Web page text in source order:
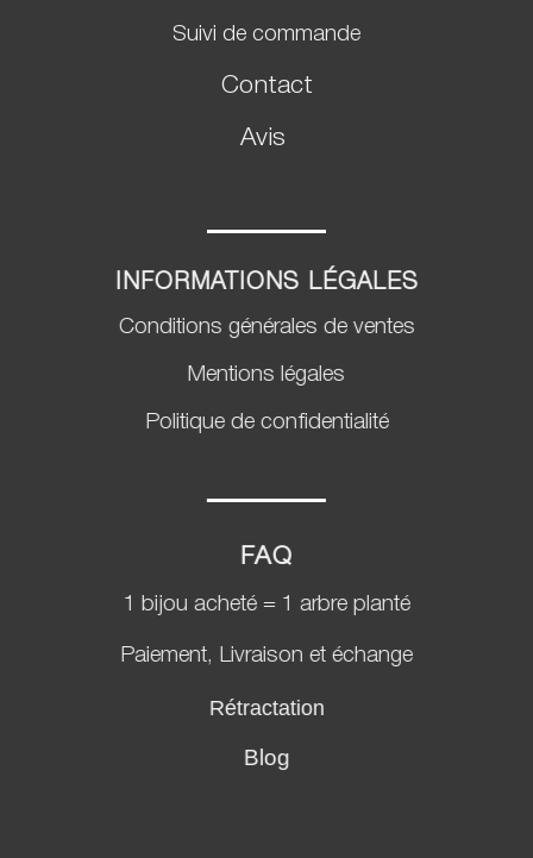
Suivi de commande
Contact
Avis
INFORMATIONS LÉGALES
Conditions générales de ventes
Mentions légales
Politique de confidentialité
FAQ
1 bijou acheté = 1 arbre planté
Paiement, Livraison et échange
Rétractation
Blog